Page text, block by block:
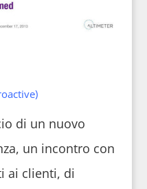
di un nuovo
un incontro con
ai clienti, di